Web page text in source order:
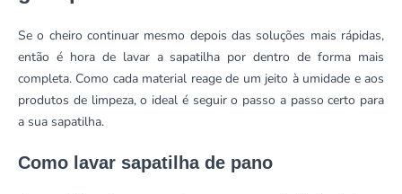
Se o cheiro continuar mesmo depois das soluções mais rápidas,
então é hora de lavar a sapatilha por dentro de forma mais
completa. Como cada material reage de um jeito à umidade e aos
produtos de limpeza, o ideal é seguir o passo a passo certo para
a sua sapatilha.
Como lavar sapatilha de pano